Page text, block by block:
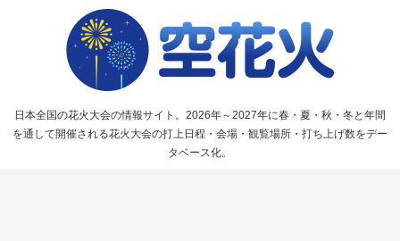
日本全国の花火大会の情報サイト。2026年～2027年に春・夏・秋・冬と年間
を通して開催される花火大会の打上日程・会場・観覧場所・打ち上げ数をデー
タベース化。